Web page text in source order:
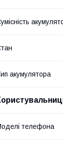
акумулятора
телефона